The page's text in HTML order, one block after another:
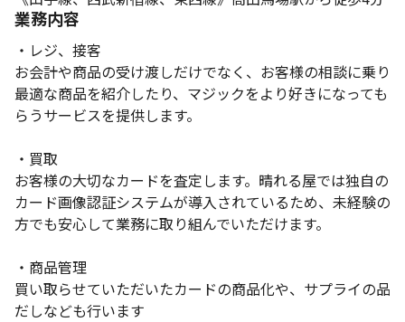
業務内容
・レジ、接客
お会計や商品の受け渡しだけでなく、お客様の相談に乗り
最適な商品を紹介したり、マジックをより好きになっても
らうサービスを提供します。
・買取
お客様の大切なカードを査定します。晴れる屋では独自の
カード画像認証システムが導入されているため、未経験の
方でも安心して業務に取り組んでいただけます。
・商品管理
買い取らせていただいたカードの商品化や、サプライの品
だしなども行います